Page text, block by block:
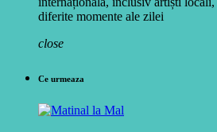
diferite momente ale zilei
close
Ce urmeaza